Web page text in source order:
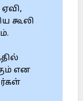
கூலி
என